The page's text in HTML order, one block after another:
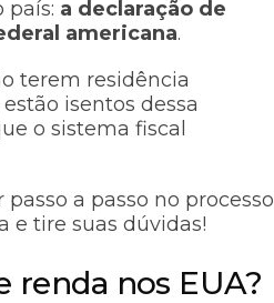
país: a declaração de
americana.
terem residência
isentos dessa
o sistema fiscal
a passo no processo
e tire suas dúvidas!
nos EUA?